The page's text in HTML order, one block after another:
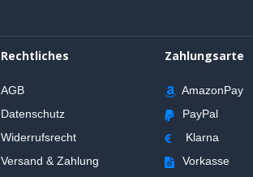
Rechtliches
AGB
Datenschutz
Widerrufsrecht
Versand & Zahlung
Zahlungsarte
AmazonPay
PayPal
Klarna
Vorkasse